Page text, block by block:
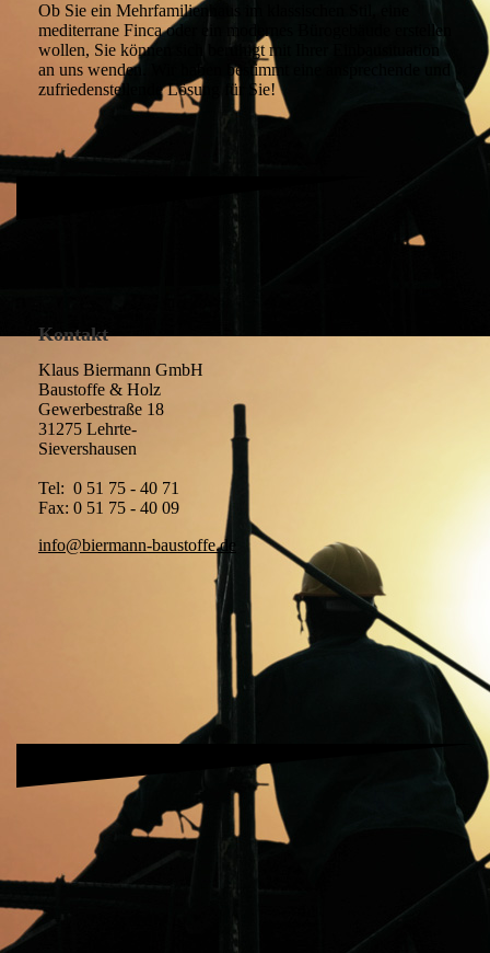
Ob Sie ein Mehrfamilienhaus im klassischen Stil, eine
mediterrane Finca oder ein modernes Bürogebäude erstellen
wollen, Sie können sich beruhigt mit Ihrer Einbausituation
an uns wenden. Wir haben bestimmt eine ansprechende und
zufriedenstellende Lösung für Sie!
Kontakt
Klaus Biermann GmbH
Baustoffe & Holz
Gewerbestraße 18
31275 Lehrte-
Sievershausen
Tel: 0 51 75 - 40 71
Fax: 0 51 75 - 40 09
info@biermann-baustoffe.de